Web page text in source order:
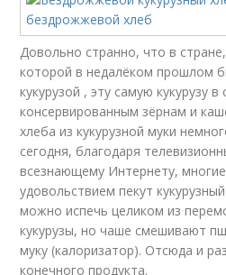
Довольно странно, что в
которой в недалёком прошлом
кукурузой , эту самую кукурузу
консервированным зёрнам и
хлеба из кукурузной муки
сегодня, благодаря
всезнающему Интернету,
удовольствием пекут
можно испечь целиком из
кукурузы, но чаше смешивают
муку (калоризатор). Отсюда и
конечного продукта.